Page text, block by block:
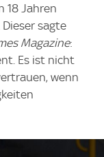
18 Jahren
. Dieser sagte
Magazine:
Es ist nicht
wenn